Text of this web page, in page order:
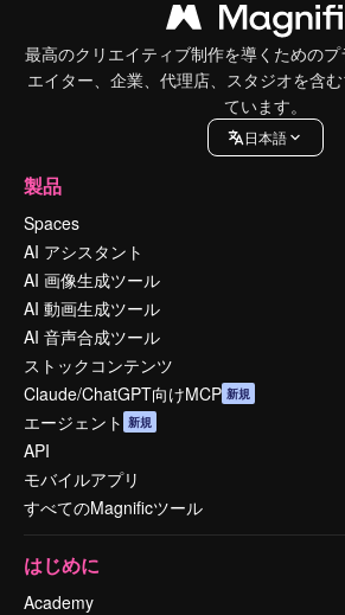
最高のクリエイティブ制作を導くための
エイター、企業、代理店、スタジオを含
ています。
日本語
製品
Spaces
AI アシスタント
AI 画像生成ツール
AI 動画生成ツール
AI 音声合成ツール
ストックコンテンツ
Claude/ChatGPT向けMCP 新規
エージェント 新規
API
モバイルアプリ
すべてのMagnificツール
はじめに
Academy